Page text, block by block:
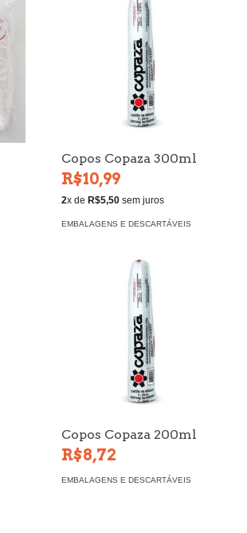
Copos Copaza 300ml
R$10,99
2x de R$5,50sem juros
EMBALAGENS E DESCARTÁVEIS
Copos Copaza 200ml
R$8,72
EMBALAGENS E DESCARTÁVEIS